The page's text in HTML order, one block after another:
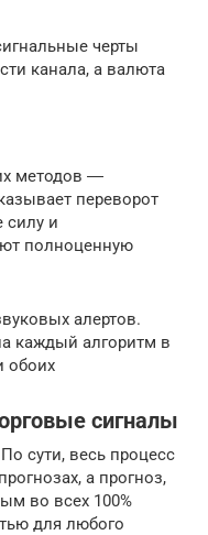
черты
канала, а валюта
методов ―
переворот
силу и
полноценную
алертов.
каждый алгоритм в
обоих
сигналы
сути, весь процесс
а прогноз,
во всех 100%
для любого